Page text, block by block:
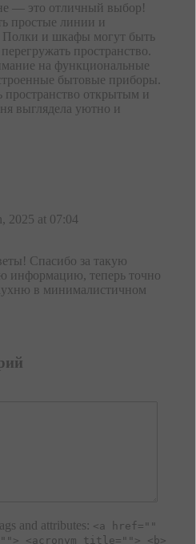
— это отличный выбор!
простые линии и
Полки и шкафы могут быть
пространство.
на функциональные
бытовые приборы.
пространство открытым и
выглядела уютно и
2025 at 07:04
Спасибо за такую
информацию, теперь точно
в минималистичном
and attributes: <a href=""
<acronym title=""> <b>